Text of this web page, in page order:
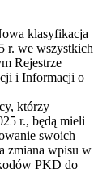
klasyfikacja
r. we wszystkich
Rejestrze
i Informacji o
którzy
r., będą mieli
swoich
zmiana wpisu w
PKD do